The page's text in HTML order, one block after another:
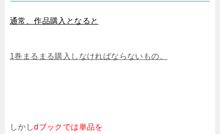
通常、作品購入となると
1巻まるまる購入しなければならないもの。
しかしdブックでは単品を